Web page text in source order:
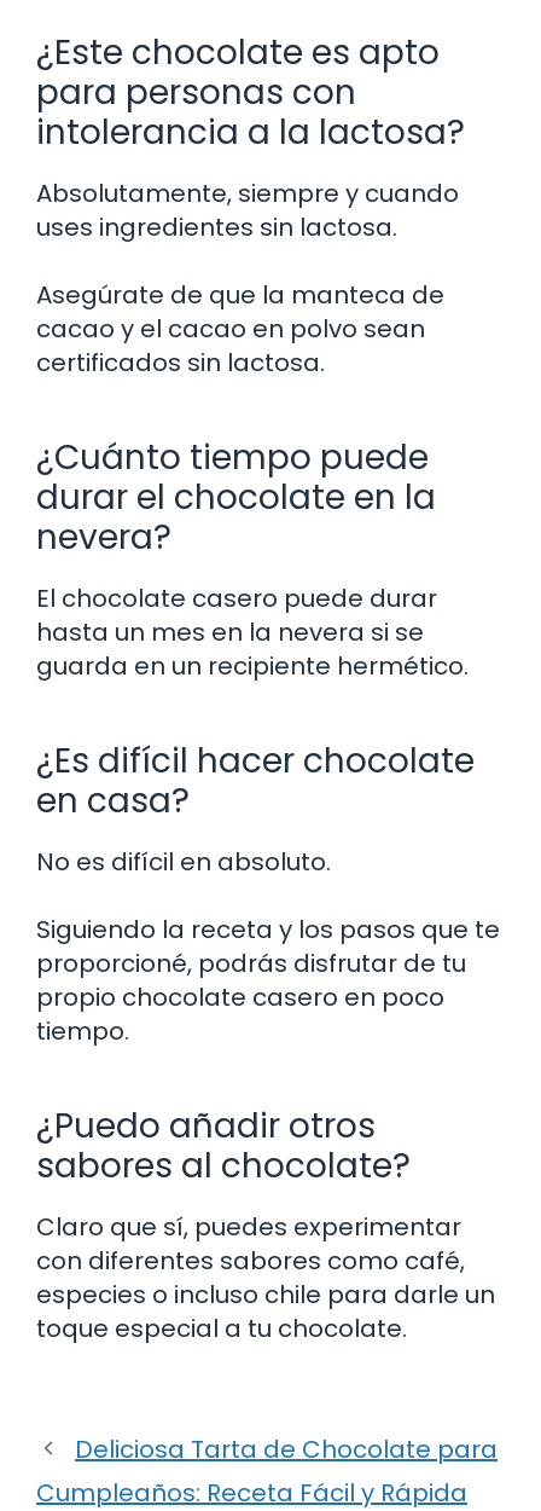
¿Este chocolate es apto
para personas con
intolerancia a la lactosa?
Absolutamente, siempre y cuando
uses ingredientes sin lactosa.
Asegúrate de que la manteca de
cacao y el cacao en polvo sean
certificados sin lactosa.
¿Cuánto tiempo puede
durar el chocolate en la
nevera?
El chocolate casero puede durar
hasta un mes en la nevera si se
guarda en un recipiente hermético.
¿Es difícil hacer chocolate
en casa?
No es difícil en absoluto.
Siguiendo la receta y los pasos que te
proporcioné, podrás disfrutar de tu
propio chocolate casero en poco
tiempo.
¿Puedo añadir otros
sabores al chocolate?
Claro que sí, puedes experimentar
con diferentes sabores como café,
especies o incluso chile para darle un
toque especial a tu chocolate.
Deliciosa Tarta de Chocolate para
Cumpleaños: Receta Fácil y Rápida